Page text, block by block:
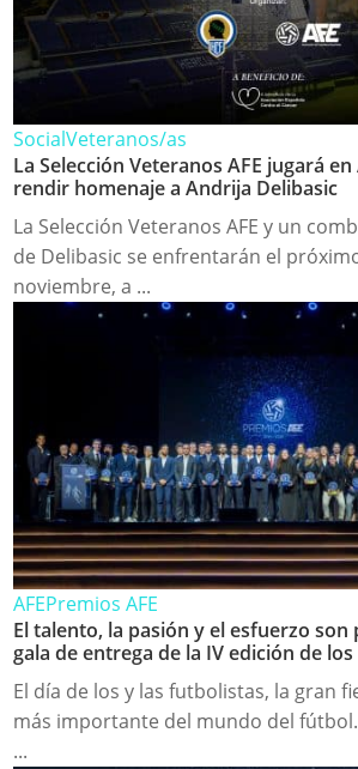
SocialVeteranos/as
La Selección Veteranos AFE jugará
rendir homenaje a Andrija Delibasic
La Selección Veteranos AFE y un
de Delibasic se enfrentarán el
noviembre, a ...
AFEPremios AFE
El talento, la pasión y el esfuerzo son
gala de entrega de la IV edición de los
El día de los y las futbolistas, la gran
más importante del mundo del
...